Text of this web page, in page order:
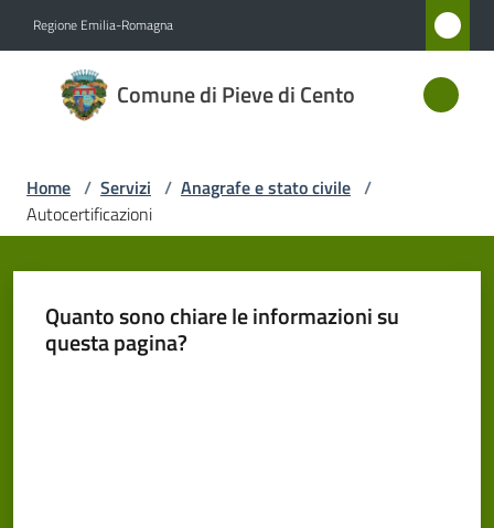
Regione Emilia-Romagna
Comune di Pieve di Cento
Comune
di Pieve
Amministrazione
Servizi
Home / Servizi / Anagrafe e stato civile /
Autocertificazioni
Quanto sono chiare le informazioni su
questa pagina?